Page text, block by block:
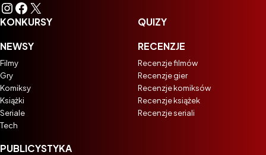
Instagram
Facebook
X
KONKURSY
NEWSY
Filmy
Gry
Komiksy
Książki
Seriale
Tech
PUBLICYSTYKA
QUIZY
RECENZJE
Recenzje filmów
Recenzje gier
Recenzje komiksów
Recenzje książek
Recenzje seriali